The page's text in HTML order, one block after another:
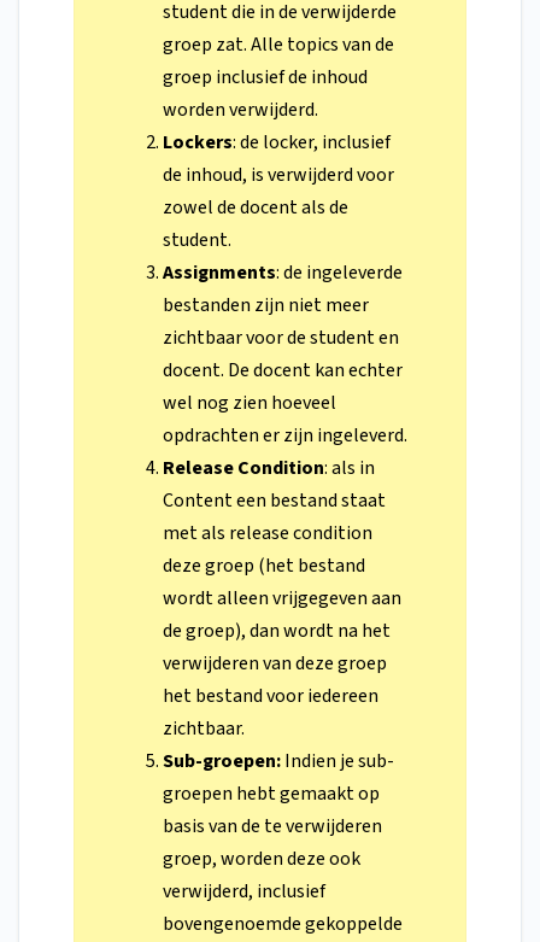
student die in de verwijderde
groep zat. Alle topics van de
groep inclusief de inhoud
worden verwijderd.
Lockers:de locker, inclusief
de inhoud, is verwijderd voor
zowel de docent als de
student.
Assignments: de ingeleverde
bestanden zijn niet meer
zichtbaar voor de student en
docent. De docent kan echter
wel nog zien hoeveel
opdrachten er zijn ingeleverd.
Release Condition: als in
Content een bestand staat
met als release condition
deze groep (het bestand
wordt alleen vrijgegeven aan
de groep), dan wordt na het
verwijderen van deze groep
het bestand voor iedereen
zichtbaar.
Sub-groepen:Indien je sub-
groepen hebt gemaakt op
basis van de te verwijderen
groep, worden deze ook
verwijderd, inclusief
bovengenoemde gekoppelde